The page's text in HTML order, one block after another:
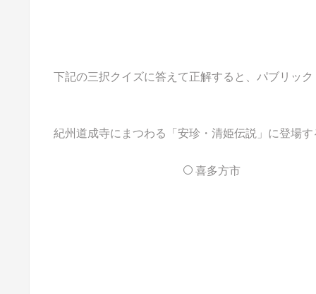
下記の三択クイズに答えて正解すると、パブリッ
紀州道成寺にまつわる「安珍・清姫伝説」に登場
喜多方市